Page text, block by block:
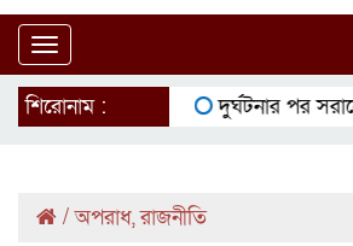
Toggle
navigation
শিরোনাম :
দুর্ঘটনার পর সরানো
/অপরাধ,রাজনীতি